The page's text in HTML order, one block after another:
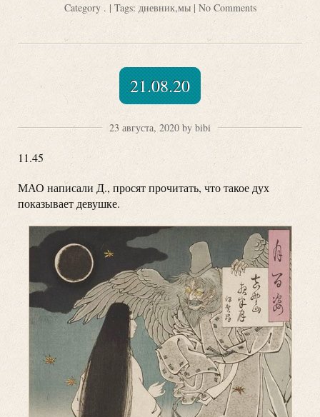
Category . | Tags: дневник,мы| No Comments
21.08.20
23 августа, 2020 by bibi
11.45
МАО написали Д., просят прочитать, что такое дух
показывает девушке.